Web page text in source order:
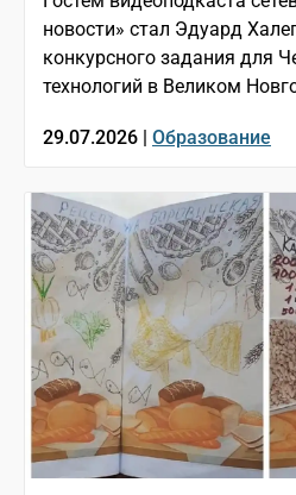
новости» стал Эдуард
конкурсного задания для
технологий в Великом
29.07.2026 | Образование